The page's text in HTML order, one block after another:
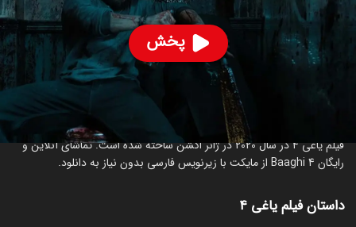
پخش
۱۰۶ % ۲.۳
ساخت هند سال 2020
رده سنی ۱۸+
فیلم یاغی ۴ در سال 2020 در ژانر اکشن ساخته شده است. تماشای آنلاین و
رایگان Baaghi 4 از مایکت با زیرنویس فارسی بدون نیاز به دانلود.
داستان فیلم یاغی ۴